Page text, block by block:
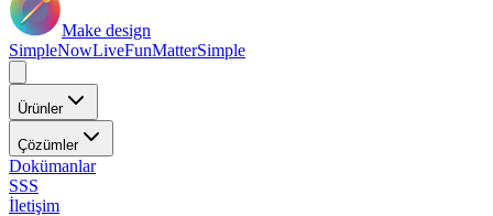
Make design
SimpleNowLiveFunMatterSimple
Ürünler
Çözümler
Dokümanlar
SSS
İletişim